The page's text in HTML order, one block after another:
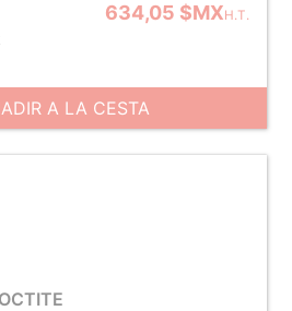
634,05 $MXH.T.
A LA CESTA